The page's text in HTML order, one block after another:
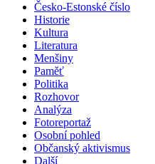
Česko-Estonské číslo
Historie
Kultura
Literatura
Menšiny
Paměť
Politika
Rozhovor
Analýza
Fotoreportaž
Osobní pohled
Občanský aktivismus
Další